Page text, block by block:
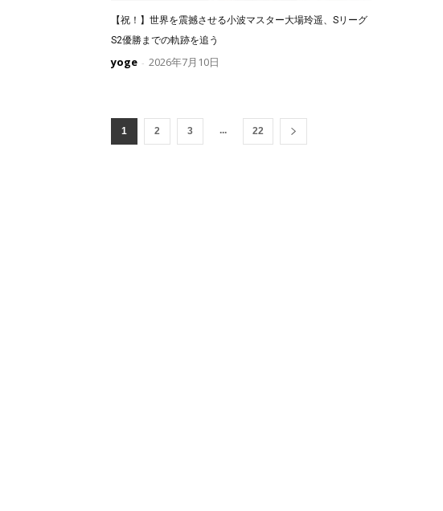
【祝！】世界を震撼させる小波マスター大場玲遥、Sリーグ
S2優勝までの軌跡を追う
yoge - 2026年7月10日
1 2 3 ... 22